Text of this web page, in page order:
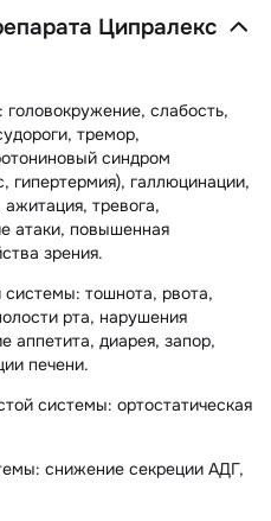
Ципралекс
головокружение, слабость,
тремор,
синдром
гипертермия), галлюцинации,
тревога,
атаки, повышенная
зрения.
системы: тошнота, рвота,
рта, нарушения
аппетита, диарея, запор,
печени.
системы: ортостатическая
снижение секреции АДГ,